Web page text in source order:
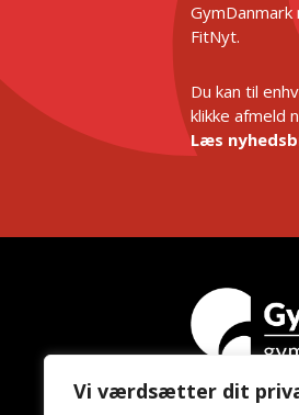
Vi værdsætter dit
FitNyt.
Du kan til
klikke afmeld
Læs